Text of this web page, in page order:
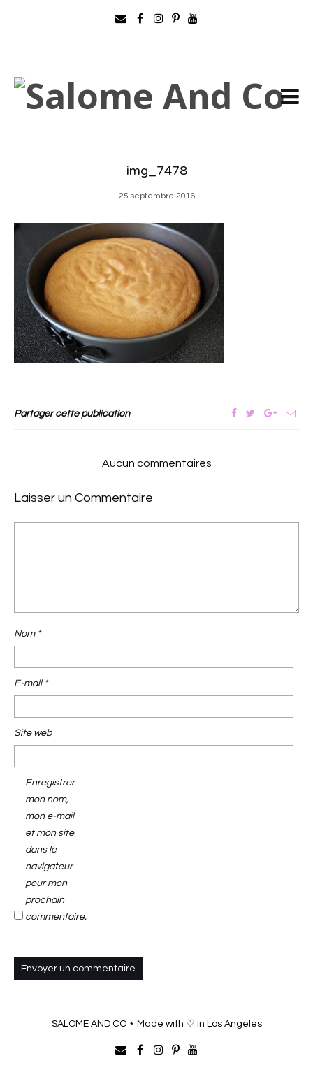
img_7478
25 septembre 2016
Partager cette publication
Aucun commentaires
Laisser un Commentaire
Nom *
E-mail *
Site web
Enregistrer
mon nom,
mon e-mail
et mon site
dans le
navigateur
pour mon
prochain
commentaire.
SALOME AND CO ⋆ Made with ♡ in Los Angeles